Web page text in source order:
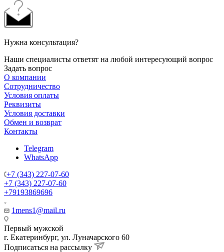
Нужна консультация?
Наши специалисты ответят на любой интересующий вопрос
Задать вопрос
О компании
Сотрудничество
Условия оплаты
Реквизиты
Условия доставки
Обмен и возврат
Контакты
Telegram
WhatsApp
+7 (343) 227-07-60
+7 (343) 227-07-60
+79193869696
1mens1@mail.ru
Первый мужской
г. Екатеринбург, ул. Луначарского 60
Подписаться на рассылку